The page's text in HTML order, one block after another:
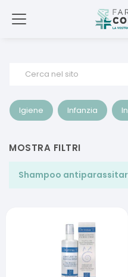
Cerca nel sito
Igiene Infanzia
MOSTRA FILTRI
Shampoo